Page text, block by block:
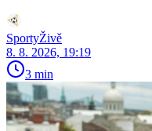
SportyŽivě
8. 8. 2026, 19:19
3 min